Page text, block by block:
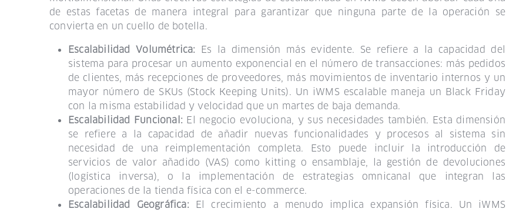
de estas facetas de manera integral para garantizar que ninguna parte de la operación se
convierta en un cuello de botella.
Escalabilidad Volumétrica: Es la dimensión más evidente. Se refiere a la capacidad del
sistema para procesar un aumento exponencial en el número de transacciones: más pedidos
de clientes, más recepciones de proveedores, más movimientos de inventario internos y un
mayor número de SKUs (Stock Keeping Units). Un iWMS escalable maneja un Black Friday
con la misma estabilidad y velocidad que un martes de baja demanda.
Escalabilidad Funcional: El negocio evoluciona, y sus necesidades también. Esta dimensión
se refiere a la capacidad de añadir nuevas funcionalidades y procesos al sistema sin
necesidad de una reimplementación completa. Esto puede incluir la introducción de
servicios de valor añadido (VAS) como kitting o ensamblaje, la gestión de devoluciones
(logística inversa), o la implementación de estrategias omnicanal que integran las
operaciones de la tienda física con el e-commerce.
Escalabilidad Geográfica:El crecimiento a menudo implica expansión física. Un iWMS